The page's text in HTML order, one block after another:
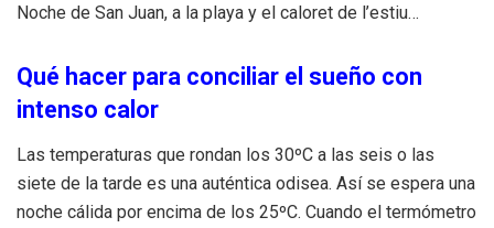
Noche de San Juan, a la playa y el caloret de l’estiu…
Qué hacer para conciliar el sueño con
intenso calor
Las temperaturas que rondan los 30ºC a las seis o las
siete de la tarde es una auténtica odisea. Así se espera una
noche cálida por encima de los 25ºC. Cuando el termómetro